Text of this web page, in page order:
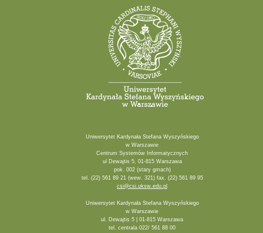
Uniwersytet Kardynała Stefana Wyszyńskiego
w Warszawie
Centrum Systemów Informatycznych
ul Dewajtis 5, 01-815 Warszawa
pok. 002 (stary gmach)
tel. (22) 561 89 21 (wew. 321) fax. (22) 561 89 95
csi@csi.uksw.edu.pl
Uniwersytet Kardynała Stefana Wyszyńskiego
w Warszawie
ul. Dewajtis 5 | 01-815 Warszawa
tel. centrala 022/ 561 88 00